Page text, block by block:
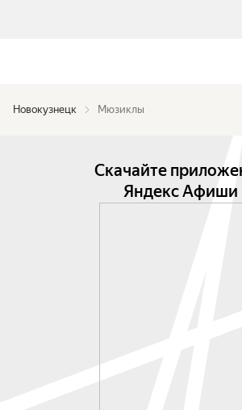
Новокузнецк Мюзиклы
Скачайте
Яндекс Афиши